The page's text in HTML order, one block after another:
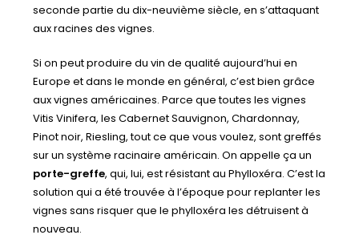
seconde partie du dix-neuvième siècle, en s’attaquant
aux racines des vignes.
Si on peut produire du vin de qualité aujourd’hui en
Europe et dans le monde en général, c’est bien grâce
aux vignes américaines. Parce que toutes les vignes
Vitis Vinifera, les Cabernet Sauvignon, Chardonnay,
Pinot noir, Riesling, tout ce que vous voulez, sont greffés
sur un système racinaire américain. On appelle ça un
porte-greffe, qui, lui, est résistant au Phylloxéra. C’est la
solution qui a été trouvée à l’époque pour replanter les
vignes sans risquer que le phylloxéra les détruisent à
nouveau.